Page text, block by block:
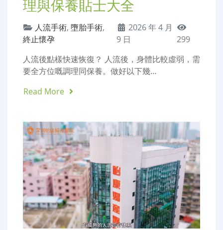
理與保養貼士大全
人流手術, 墮胎手術,
終止懷孕
2026 年 4 月
9 日
299
人流後點樣快速恢復？ 人流後，身體比較虛弱，需
要全方位嘅調理同保養。做好以下幾…
Read More